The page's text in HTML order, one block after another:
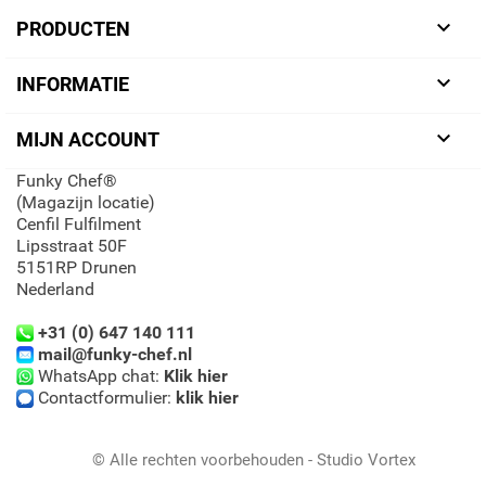
PRODUCTEN 
INFORMATIE 
MIJN ACCOUNT 
Funky Chef®
(Magazijn locatie)
Cenfil Fulfilment
Lipsstraat 50F
5151RP Drunen
Nederland
+31 (0) 647 140 111
mail@funky-chef.nl
WhatsApp chat: Klik hier
Contactformulier: klik hier
© Alle rechten voorbehouden - Studio Vortex